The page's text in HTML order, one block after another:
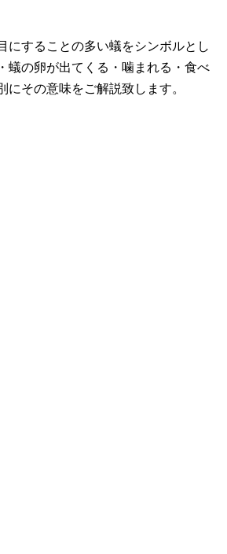
にすることの多い蟻をシンボルとし
蟻の卵が出てくる・噛まれる・食べ
にその意味をご解説致します。